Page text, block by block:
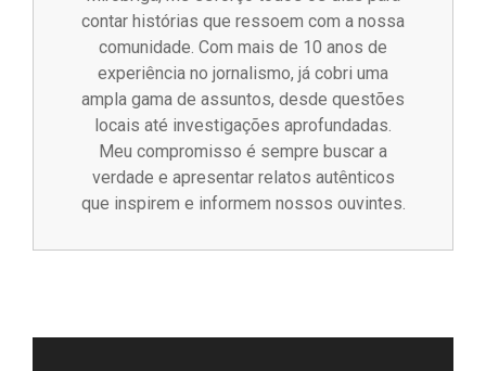
contar histórias que ressoem com a nossa
comunidade. Com mais de 10 anos de
experiência no jornalismo, já cobri uma
ampla gama de assuntos, desde questões
locais até investigações aprofundadas.
Meu compromisso é sempre buscar a
verdade e apresentar relatos autênticos
que inspirem e informem nossos ouvintes.